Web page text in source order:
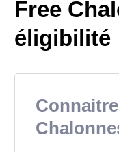
Free
éligibilité